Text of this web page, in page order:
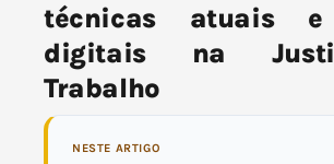
técnicas atuais e
digitais na
Trabalho
NESTE ARTIGO